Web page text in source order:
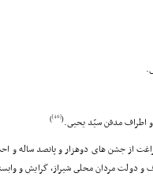
(
[46]
)
پس از فراغت از جشن هاى دوهزار و پانصد
و دولت مردان محلى شیراز، گرایش و